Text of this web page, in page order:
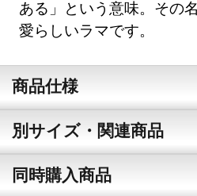
ある」という意味。その
愛らしいラマです。
商品仕様
別サイズ・関連商品
同時購入商品